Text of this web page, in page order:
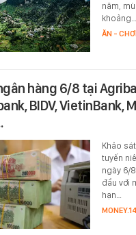
năm,
khoảng…
ĂN -
hàng 6/8 tại
BIDV, VietinBank,
Khảo
tuyến
ngày 6/
đầu với
hạn…
MONEY.14